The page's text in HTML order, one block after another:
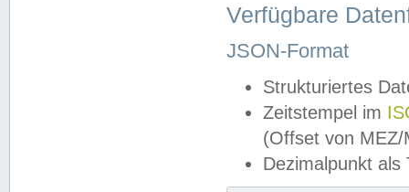
Verfügbare
JSON-Format
Strukturiertes
Zeitstempel im
(Offset von MEZ/
Dezimalpunkt als